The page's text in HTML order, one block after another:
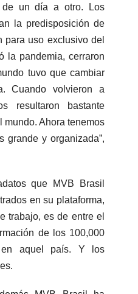
de un día a otro. Los
la predisposición de
para uso exclusivo del
la pandemia, cerraron
tuvo que cambiar
Cuando volvieron a
resultaron bastante
mundo. Ahora tenemos
grande y organizada”,
que MVB Brasil
en su plataforma,
trabajo, es de entre el
de los 100,000
en aquel país. Y los